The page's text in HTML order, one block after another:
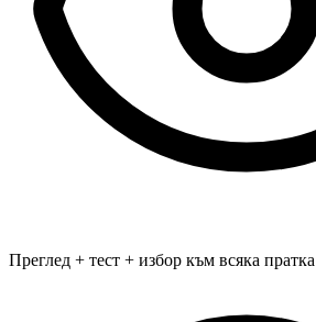
Преглед + тест + избор към всяка пратка